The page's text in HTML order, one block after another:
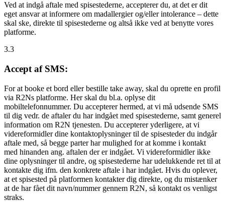
Ved at indgå aftale med spisestederne, accepterer du, at det er dit
eget ansvar at informere om madallergier og/eller intolerance – dette
skal ske, direkte til spisestederne og altså ikke ved at benytte vores
platforme.
3.3
Accept af SMS:
For at booke et bord eller bestille take away, skal du oprette en profil
via R2Ns platforme. Her skal du bl.a. oplyse dit
mobiltelefonnummer. Du accepterer hermed, at vi må udsende SMS
til dig vedr. de aftaler du har indgået med spisestederne, samt generel
information om R2N tjenesten. Du accepterer yderligere, at vi
videreformidler dine kontaktoplysninger til de spisesteder du indgår
aftale med, så begge parter har mulighed for at komme i kontakt
med hinanden ang. aftalen der er indgået. Vi videreformidler ikke
dine oplysninger til andre, og spisestederne har udelukkende ret til at
kontakte dig ifm. den konkrete aftale i har indgået. Hvis du oplever,
at et spisested på platformen kontakter dig direkte, og du mistænker
at de har fået dit navn/nummer gennem R2N, så kontakt os venligst
straks.